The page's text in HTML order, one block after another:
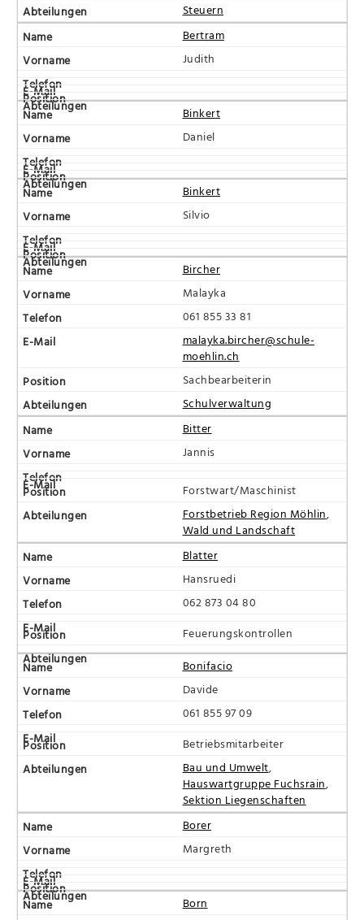
Steuern
Bertram
Judith
Binkert
Daniel
Binkert
Silvio
Bircher
Malayka
061 855 33 81
malayka.bircher@schule-
moehlin.ch
Sachbearbeiterin
Schulverwaltung
Bitter
Jannis
Forstwart/Maschinist
Forstbetrieb Region Möhlin,
Wald und Landschaft
Blatter
Hansruedi
062 873 04 80
Feuerungskontrollen
Bonifacio
Davide
061 855 97 09
Betriebsmitarbeiter
Bau und Umwelt,
Hauswartgruppe Fuchsrain,
Sektion Liegenschaften
Borer
Margreth
Born